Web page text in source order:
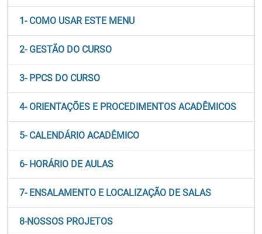
1- COMO USAR ESTE MENU
2- GESTÃO DO CURSO
3- PPCS DO CURSO
4- ORIENTAÇÕES E PROCEDIMENTOS ACADÊMICOS
5- CALENDÁRIO ACADÊMICO
6- HORÁRIO DE AULAS
7- ENSALAMENTO E LOCALIZAÇÃO DE SALAS
8-NOSSOS PROJETOS